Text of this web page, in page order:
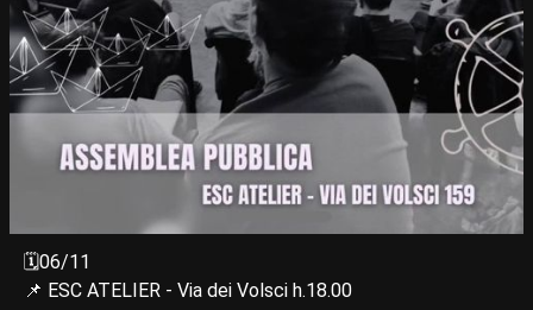
🗓️06/11
📌 ESC ATELIER - Via dei Volsci h.18.00